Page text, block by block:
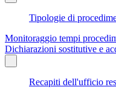
Tipologie di
Monitoraggio tempi
Dichiarazioni sostitutive e
Recapiti dell'ufficio